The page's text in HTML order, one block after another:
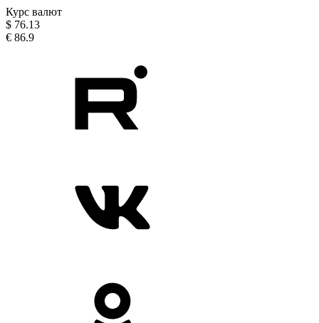
Курс валют
$ 76.13
€ 86.9